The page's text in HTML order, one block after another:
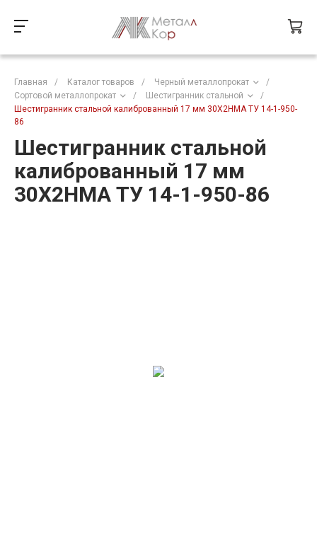
Главная / Каталог товаров / Черный металлопрокат
/
Сортовой металлопрокат
/ Шестигранник стальной
/
Шестигранник стальной калиброванный 17 мм 30Х2НМА ТУ 14-1-950-
86
Шестигранник стальной
калиброванный 17 мм
30Х2НМА ТУ 14-1-950-86